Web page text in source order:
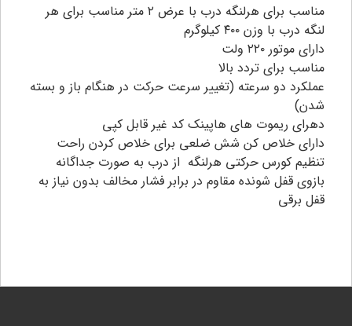
مناسب برای هرلنگه درب با عرض ۲ متر مناسب برای هر
لنگه درب با وزن ۴۰۰ کیلوگرم
دارای موتور ۲۲۰ ولت
مناسب برای تردد بالا
عملکرد دو سرعته (تغییر سرعت حرکت در هنگام باز و بسته
شدن)
دهرای ریموت های هاپینک کد غیر قابل کپی
دارای خلاص کن شش ضلعی برای خلاص کردن راحت
تنظیم کورس حرکتی هرلنگه از درب به صورت جداگانه
بازوی قفل شونده مقاوم در برابر فشار مخالف بدون نیاز به
قفل برقی